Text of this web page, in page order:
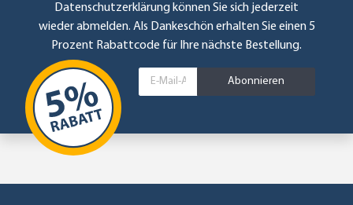
Datenschutzerklärung können Sie sich jederzeit
wieder abmelden. Als Dankeschön erhalten Sie einen 5
Prozent Rabattcode für Ihre nächste Bestellung.
Abonnieren